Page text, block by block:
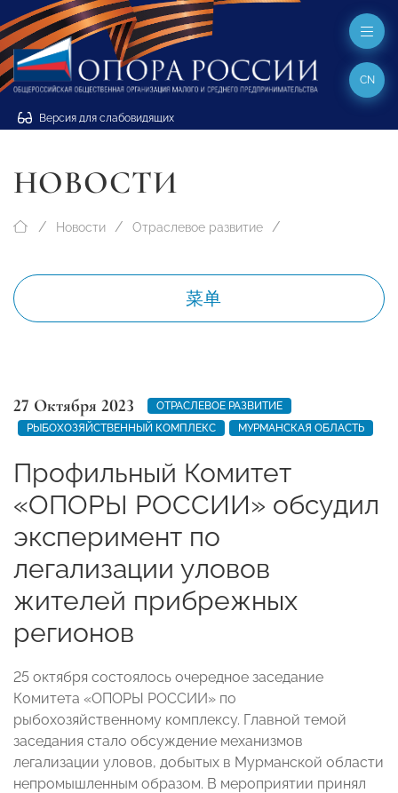
Версия для слабовидящих
CN
НОВОСТИ
Новости Отраслевое развитие
菜单
27 Октября 2023
ОТРАСЛЕВОЕ РАЗВИТИЕ
РЫБОХОЗЯЙСТВЕННЫЙ КОМПЛЕКС
МУРМАНСКАЯ ОБЛАСТЬ
Профильный Комитет
«ОПОРЫ РОССИИ» обсудил
эксперимент по
легализации уловов
жителей прибрежных
регионов
25 октября состоялось очередное заседание
Комитета «ОПОРЫ РОССИИ» по
рыбохозяйственному комплексу. Главной темой
заседания стало обсуждение механизмов
легализации уловов, добытых в Мурманской области
непромышленным образом. В мероприятии принял